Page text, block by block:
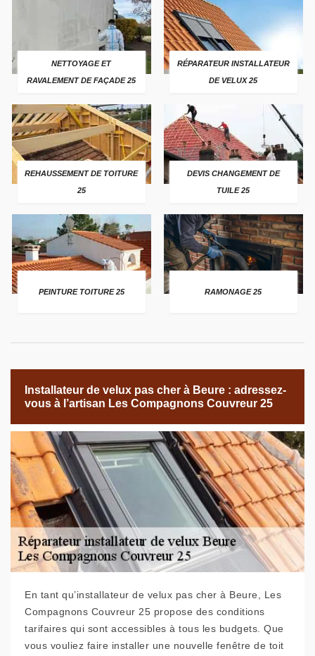
NETTOYAGE ET
RAVALEMENT DE FAÇADE 25
RÉPARATEUR INSTALLATEUR
DE VELUX 25
REHAUSSEMENT DE TOITURE
25
DEVIS CHANGEMENT DE
TUILE 25
PEINTURE TOITURE 25 RAMONAGE 25
Installateur de velux pas cher à Beure : adressez-
vous à l’artisan Les Compagnons Couvreur 25
En tant qu’installateur de velux pas cher à Beure, Les
Compagnons Couvreur 25 propose des conditions
tarifaires qui sont accessibles à tous les budgets. Que
vous vouliez faire installer une nouvelle fenêtre de toit